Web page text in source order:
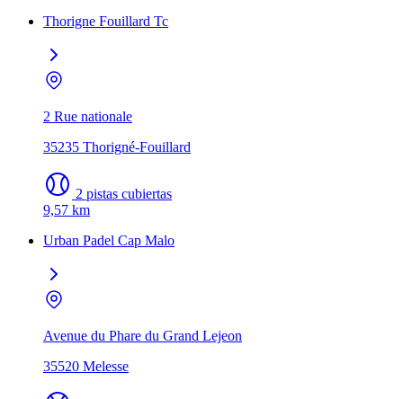
Thorigne Fouillard Tc
2 Rue nationale
35235 Thorigné-Fouillard
2 pistas cubiertas
9,57 km
Urban Padel Cap Malo
Avenue du Phare du Grand Lejeon
35520 Melesse